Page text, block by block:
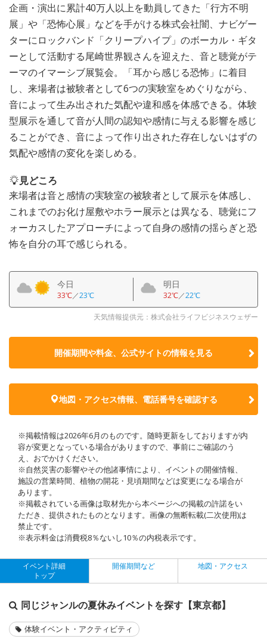
企画・演出に累計40万人以上を動員してきた「行方不明
展」や「恐怖心展」などを手がける株式会社闇、ナビゲー
ターにロックバンド「クリープハイプ」のボーカル・ギタ
ーとして活動する尾崎世界観さんを迎えた、音と聴覚がテ
ーマのイマーシブ展覧会。「耳から感じる恐怖」に着目
し、来場者は被験者として6つの実験室をめぐりながら、
音によって生み出された気配や違和感を体感できる。体験
型展示を通して音が人間の認知や感情に与える影響を感じ
ることができ、音によって作り出された存在しないはずの
気配や感情の変化を楽しめる。
見どころ
来場者は音と感情の実験室の被験者として展示を体感し、
これまでのお化け屋敷やホラー展示とは異なる、聴覚にフ
ォーカスしたアプローチによって自身の感情の揺らぎと恐
怖を自分の耳で感じられる。
今日
33℃／23℃
明日
32℃／22℃
天気情報提供元：株式会社ライフビジネスウェザー
開催期間や料金、公式サイトの情報を見る
地図・アクセス情報、電話番号を確認する
※掲載情報は2026年6月のものです。随時更新をしておりますが内
容が変更となっている場合がありますので、事前にご確認のう
え、おでかけください。
※自然災害の影響やその他諸事情により、イベントの開催情報、
施設の営業時間、植物の開花・見頃期間などは変更になる場合が
あります。
※掲載されている画像は取材先から本ページへの掲載の許諾をい
ただき、提供されたものとなります。画像の無断転載(二次使用)は
禁止です。
※表示料金は消費税8％ないし10％の内税表示です。
イベント詳細
トップ
開催期間など 地図・アクセス
同じジャンルの夏休みイベントを探す【東京都】
体験イベント・アクティビティ